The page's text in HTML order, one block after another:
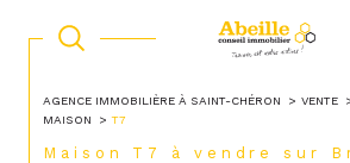
AGENCE IMMOBILIÈRE À SAINT-CHÉRON VENTE
MAISON
T7
Maison T7 à vendre sur